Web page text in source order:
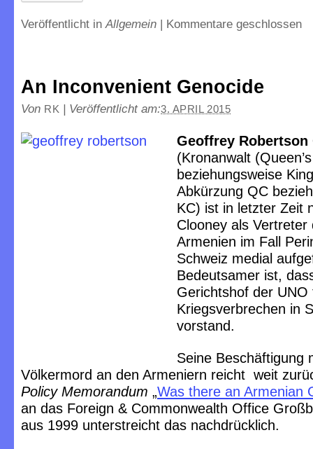
Veröffentlicht inAllgemein | Kommentare geschlossen
An Inconvenient Genocide
Von RK | Veröffentlicht am:3. APRIL 2015
Geoffrey Robertson
(Kronanwalt (Queen’s
beziehungsweise
Abkürzung QC
KC) ist in letzter Zeit
Clooney als Vertreter
Armenien im Fall
Schweiz medial
Bedeutsamer ist,
Gerichtshof der UNO
Kriegsverbrechen in
vorstand.
Seine Beschäftigung
Völkermord an den Armeniern reicht weit
Policy Memorandum „Was there an Armenian
an das Foreign & Commonwealth Office
aus 1999 unterstreicht das nachdrücklich.